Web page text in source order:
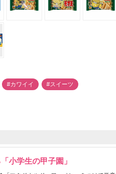
#カワイイ #スイーツ
小学生の甲子園」